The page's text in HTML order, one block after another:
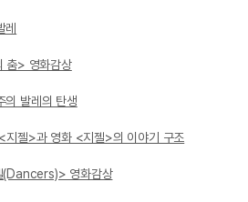
레
춤> 영화감상
의 발레의 탄생
지젤>과 영화 <지젤>의 이야기 구조
(Dancers)> 영화감상